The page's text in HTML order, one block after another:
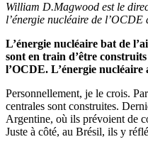
William D.Magwood est le
l’énergie nucléaire de l’OCDE
L’énergie nucléaire bat de
sont en train d’être
l’OCDE. L’énergie nucléaire
Personnellement, je le crois.
centrales sont construites.
Argentine, où ils prévoient de
Juste à côté, au Brésil, ils y